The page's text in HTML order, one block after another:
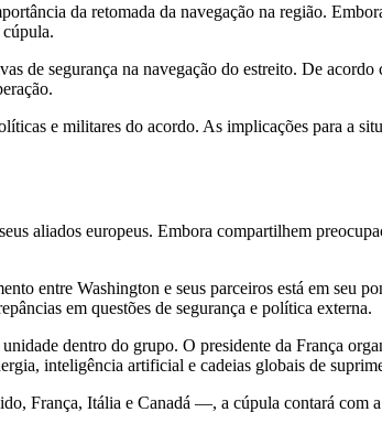
da retomada da navegação na região.
de segurança na navegação do estreito. De
e militares do acordo. As implicações para a
aliados europeus. Embora compartilhem
entre Washington e seus parceiros está em seu
em questões de segurança e política externa.
dentro do grupo. O presidente da França
inteligência artificial e cadeias globais de
França, Itália e Canadá —, a cúpula contará com